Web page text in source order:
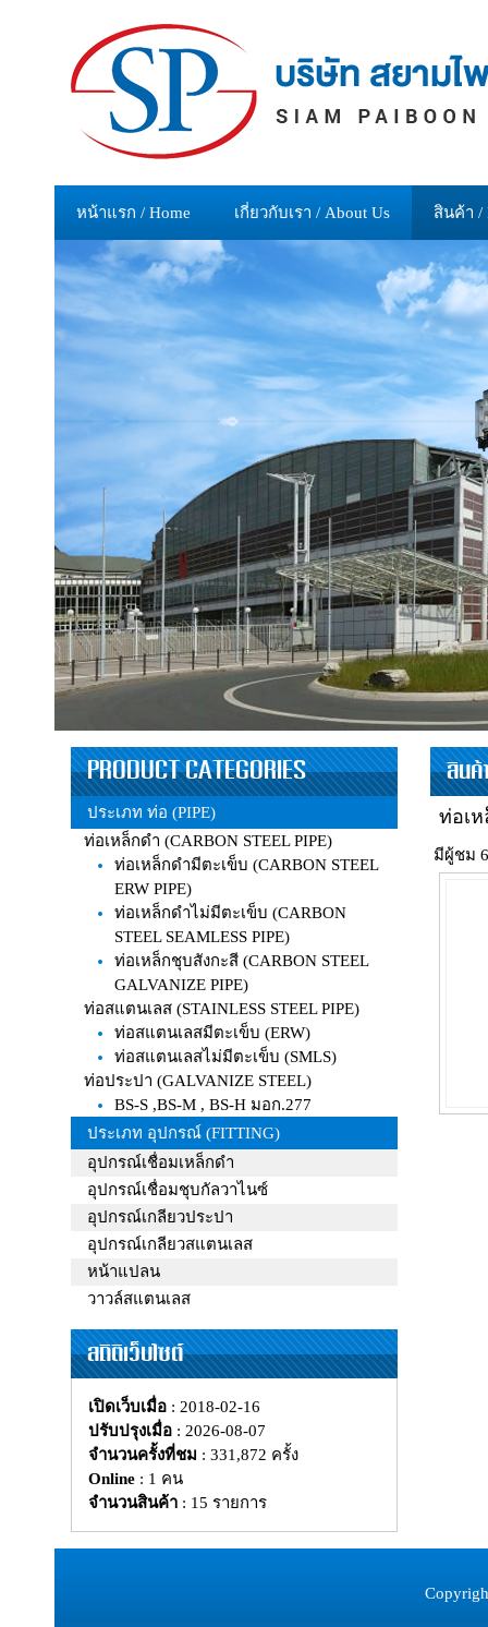
หน้าแรก / Home เกี่ยวกับเรา / About Us สินค้า /
PRODUCT CATEGORIES
ประเภท ท่อ (PIPE)
ท่อเหล็กดำ (CARBON STEEL PIPE)
ท่อเหล็กดำมีตะเข็บ (CARBON STEEL
ERW PIPE)
ท่อเหล็กดำไม่มีตะเข็บ (CARBON
STEEL SEAMLESS PIPE)
ท่อเหล็กชุบสังกะสี (CARBON STEEL
GALVANIZE PIPE)
ท่อสแตนเลส (STAINLESS STEEL PIPE)
ท่อสแตนเลสมีตะเข็บ (ERW)
ท่อสแตนเลสไม่มีตะเข็บ (SMLS)
ท่อประปา (GALVANIZE STEEL)
BS-S ,BS-M , BS-H มอก.277
ประเภท อุปกรณ์ (FITTING)
อุปกรณ์เชื่อมเหล็กดำ
อุปกรณ์เชื่อมชุบกัลวาไนซ์
อุปกรณ์เกลียวประปา
อุปกรณ์เกลียวสแตนเลส
หน้าแปลน
วาวล์สแตนเลส
สถิติเว็บไซต์
เปิดเว็บเมื่อ : 2018-02-16
ปรับปรุงเมื่อ : 2026-08-07
จำนวนครั้งที่ชม : 331,872 ครั้ง
Online : 1 คน
จำนวนสินค้า : 15 รายการ
สินค้
ท่อเห
มีผู้ชม